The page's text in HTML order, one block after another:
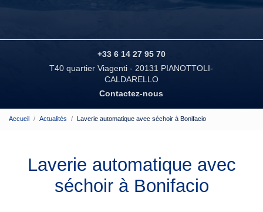
+33 6 14 27 95 70
T40 quartier Viagenti - 20131 PIANOTTOLI-
CALDARELLO
Contactez-nous
Accueil Actualités Laverie automatique avec séchoir à Bonifacio
Laverie automatique avec
séchoir à Bonifacio